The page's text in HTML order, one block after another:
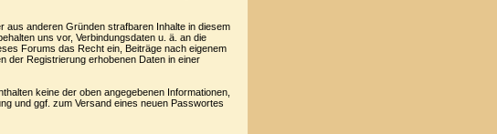
aus anderen Gründen strafbaren Inhalte in diesem
uns vor, Verbindungsdaten u. ä. an die
Forums das Recht ein, Beiträge nach eigenem
der Registrierung erhobenen Daten in einer
keine der oben angegebenen Informationen,
und ggf. zum Versand eines neuen Passwortes